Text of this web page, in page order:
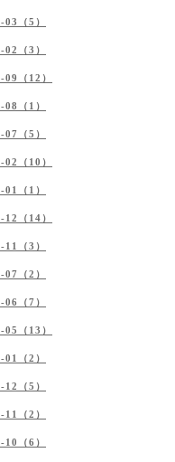
03（5）
02（3）
09（12）
08（1）
07（5）
02（10）
01（1）
12（14）
11（3）
07（2）
06（7）
05（13）
01（2）
12（5）
11（2）
10（6）